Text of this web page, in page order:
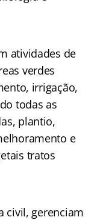
atividades de
verdes
irrigação,
todas as
plantio,
e
tratos
civil, gerenciam